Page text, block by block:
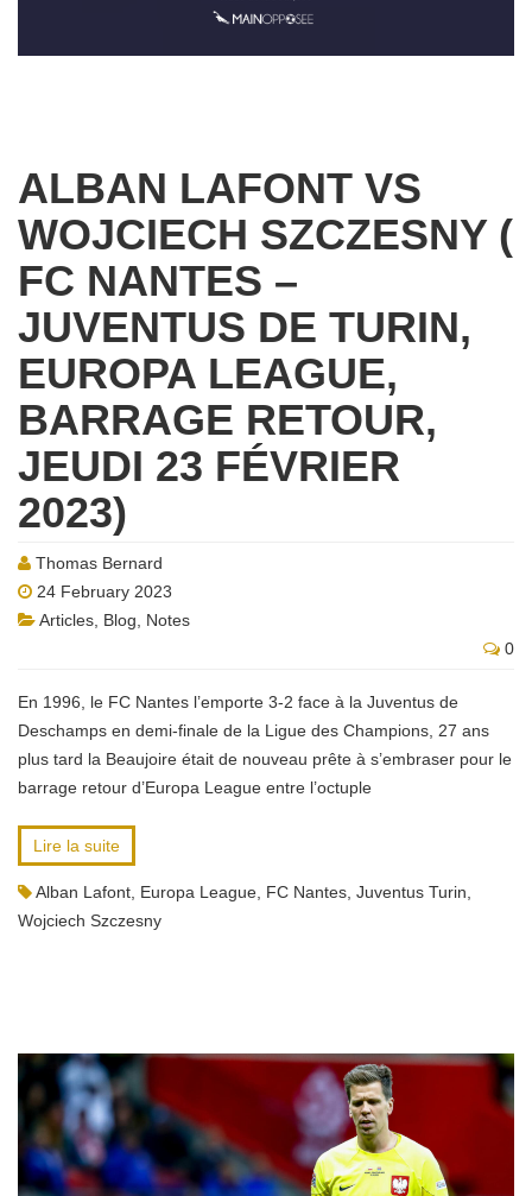
ALBAN LAFONT VS
WOJCIECH SZCZESNY (
FC NANTES –
JUVENTUS DE TURIN,
EUROPA LEAGUE,
BARRAGE RETOUR,
JEUDI 23 FÉVRIER
2023)
Thomas Bernard
24 February 2023
Articles Blog
Notes
0
En 1996, le FC Nantes l’emporte 3-2 face à la Juventus de
Deschamps en demi-finale de la Ligue des Champions, 27 ans
plus tard la Beaujoire était de nouveau prête à s’embraser pour le
barrage retour d’Europa League entre l’octuple
Lire la suite
Alban Lafont Europa League FC Nantes Juventus Turin
Wojciech Szczesny